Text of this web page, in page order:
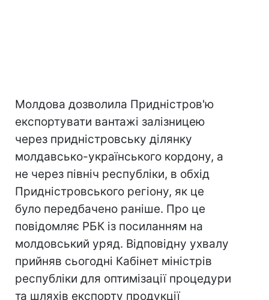
Молдова дозволила Придністров'ю
експортувати вантажі залізницею
через придністровську ділянку
молдавсько-українського кордону, а
не через північ республіки, в обхід
Придністровського регіону, як це
було передбачено раніше. Про це
повідомляє РБК із посиланням на
молдовський уряд. Відповідну ухвалу
прийняв сьогодні Кабінет міністрів
республіки для оптимізації процедури
та шляхів експорту продукції